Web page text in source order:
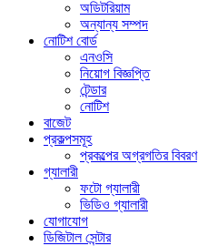
অডিটরিয়াম
অন্যান্য সম্পদ
নোটিশ বোর্ড
এনওসি
নিয়োগ বিজ্ঞপ্তি
টেন্ডার
নোটিশ
বাজেট
প্রকল্পসমূহ
প্রকল্পের অগ্রগতির বিবরণ
গ্যালারী
ফটো গ্যালারী
ভিডিও গ্যালারী
যোগাযোগ
ডিজিটাল সেন্টার